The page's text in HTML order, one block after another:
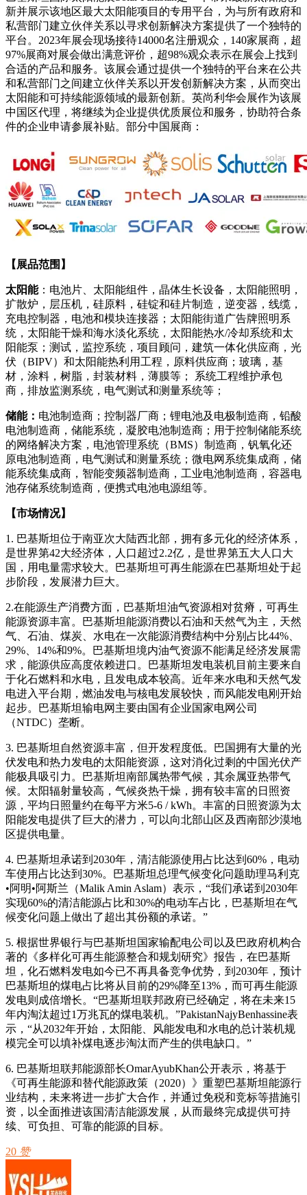
新并展示该地区最大太阳能项目的专用平台，为与所有政府和
私营部门建立伙伴关系以寻求创新解决方案提供了一个独特的
平台。2023年展会现场接待14000名注册观众，140家展商，超
97%展商对展会做出满意评价，超98%观众表示在展会上找到
合适的产品和服务。该展会通过提供一个独特的平台来在公共
和私营部门之间建立伙伴关系以开发创新解决方案，从而突出
太阳能和可持续能源领域的最新创新。英尚利华会展作为该展
中国区代理，将继续为企业提供优质展位和服务，协助符合条
件的企业申请参展补贴。部分中国展商：
【展品范围】
太阳能：电池片、太阳能组件，晶体生长设备，太阳能照明，
扩散炉，层压机，硅原料，硅锭和硅片制造，逆变器，线缆，
充电控制器，电池和模块连接器；太阳能街道广告牌照明系
统，太阳能干燥和海水淡化系统，太阳能热水/冷却系统和太
阳能泵；测试，监控系统，项目顾问，建筑一体化供应商，光
伏（BIPV）和太阳能热利用工程，原料供应商；玻璃，基
材，涂料，树脂，封装材料，薄膜等； 系统工程维护承包
商，排放监测系统，电气测试和测量系统等；
储能： 电池制造商；控制器厂商；锂电池及电极制造商，铅酸
电池制造商，储能系统，凝胶电池制造商；用于控制储能系统
的网络解决方案，电池管理系统（BMS）制造商，钒氧化还
原电池制造商，电气测试和测量系统；微电网系统集成商，储
能系统集成商，智能变频器制造商，工业电池制造商，容器电
池存储系统制造商，便携式电池电源组等。
【市场情况】
1. 巴基斯坦位于南亚次大陆西北部，拥有多元化的经济体系，
是世界第42大经济体，人口超过2.2亿，是世界第五大人口大
国，用电量需求较大。巴基斯坦可再生能源在巴基斯坦处于起
步阶段，发展潜力巨大。
2.在能源生产消费方面，巴基斯坦油气资源相对贫瘠，可再生
能源资源丰富。巴基斯坦能源消费以石油和天然气为主，天然
气、石油、煤炭、水电在一次能源消费结构中分别占比44%、
29%、14%和9%。巴基斯坦境内油气资源不能满足经济发展需
求，能源供应高度依赖进口。巴基斯坦发电装机目前主要来自
于化石燃料和水电，且发电成本较高。近年来水电和天然气发
电进入平台期，燃油发电与核电发展较快，而风能发电刚开始
起步。巴基斯坦输电网主要由国有企业国家电网公司
（NTDC）垄断。
3. 巴基斯坦自然资源丰富，但开发程度低。巴国拥有大量的光
伏发电和热力发电的太阳能资源，这对消化过剩的中国光伏产
能极具吸引力。巴基斯坦南部属热带气候，其余属亚热带气
候。太阳辐射量较高，气候炎热干燥，拥有较丰富的日照资
源，平均日照量约在每平方米5-6 / kWh。丰富的日照资源为太
阳能发电提供了巨大的潜力，可以向北部山区及西南部沙漠地
区提供电量。
4. 巴基斯坦承诺到2030年，清洁能源使用占比达到60%，电动
车使用占比达到30%。巴基斯坦总理气候变化问题助理马利克
•阿明•阿斯兰（Malik Amin Aslam）表示，“我们承诺到2030年
实现60%的清洁能源占比和30%的电动车占比，巴基斯坦在气
候变化问题上做出了超出其份额的承诺。”
5. 根据世界银行与巴基斯坦国家输配电公司以及巴政府机构合
著的《多样化可再生能源整合和规划研究》报告，在巴基斯
坦，化石燃料发电如今已不再具备竞争优势，到2030年，预计
巴基斯坦的煤电占比将从目前的29%降至13%，而可再生能源
发电则成倍增长。“巴基斯坦联邦政府已经确定，将在未来15
年内淘汰超过1万兆瓦的煤电装机。”PakistanNajyBenhassine表
示，“从2032年开始，太阳能、风能发电和水电的总计装机规
模完全可以填补煤电逐步淘汰而产生的供电缺口。”
6. 巴基斯坦联邦能源部长OmarAyubKhan公开表示，将基于
《可再生能源和替代能源政策（2020）》重塑巴基斯坦能源行
业结构，未来将进一步扩大合作，并通过免税和竞标等措施引
资，以全面推进该国清洁能源发展，从而最终完成提供可持
续、可负担、可靠的能源的目标。
20 赞